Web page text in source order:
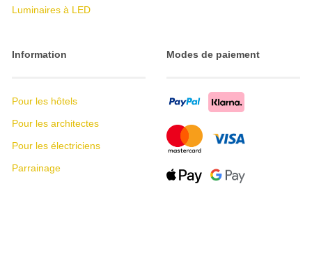
Luminaires à LED
Information
Pour les hôtels
Pour les architectes
Pour les électriciens
Parrainage
Modes de paiement